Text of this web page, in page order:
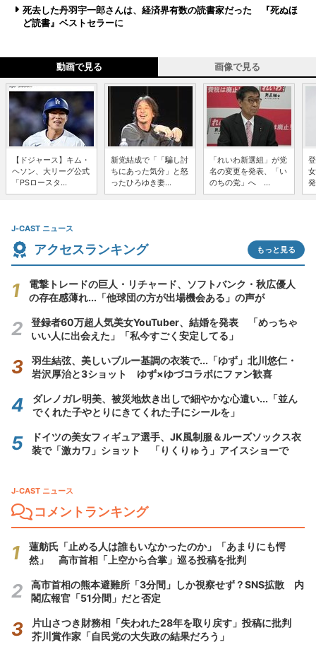
死去した丹羽宇一郎さんは、経済界有数の読書家だった 『死ぬほ
ど読書』ベストセラーに
動画で見る 画像で見る
【ドジャース】キム・
ヘソン、大リーグ公式
「PSロースタ...
新党結成で「「騙し討
ちにあった気分」と怒
ったひろゆき妻...
「れいわ新選組」が党
名の変更を発表、「い
のちの党」へ ...
J-CAST ニュース
アクセスランキング もっと見る
電撃トレードの巨人・リチャード、ソフトバンク・秋広優人
の存在感薄れ...「他球団の方が出場機会ある」の声が
登録者60万超人気美女YouTuber、結婚を発表 「めっちゃ
いい人に出会えた」「私今すごく安定してる」
羽生結弦、美しいブルー基調の衣装で...「ゆず」北川悠仁・
岩沢厚治と3ショット ゆず×ゆづコラボにファン歓喜
ダレノガレ明美、被災地炊き出しで細やかな心遣い...「並ん
でくれた子やとりにきてくれた子にシールを」
ドイツの美女フィギュア選手、JK風制服＆ルーズソックス衣
装で「激カワ」ショット 「りくりゅう」アイスショーで
J-CAST ニュース
コメントランキング
蓮舫氏「止める人は誰もいなかったのか」「あまりにも愕
然」 高市首相「上空から合掌」巡る投稿を批判
高市首相の熊本避難所「3分間」しか視察せず？SNS拡散 内
閣広報官「51分間」だと否定
片山さつき財務相「失われた28年を取り戻す」投稿に批判
芥川賞作家「自民党の大失政の結果だろう」